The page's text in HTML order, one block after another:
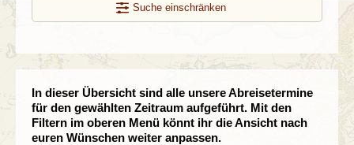
Suche einschränken
In dieser Übersicht sind alle unsere Abreisetermine
für den gewählten Zeitraum aufgeführt. Mit den
Filtern im oberen Menü könnt ihr die Ansicht nach
euren Wünschen weiter anpassen.